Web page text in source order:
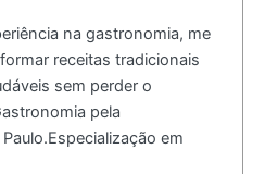
na gastronomia, me
receitas tradicionais
sem perder o
pela
em